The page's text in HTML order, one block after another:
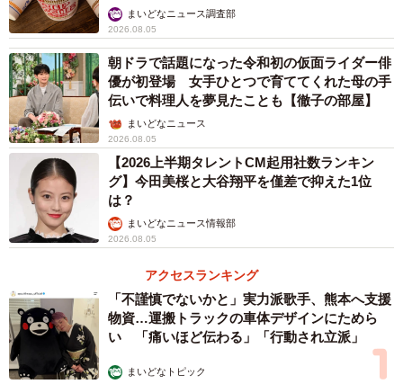
2/4
2人でプラネタリウムを見に行こうとしていた日、ひかりは貧血で倒れて
そのまま入院する ©️NHK
痛みや悲しみを知っているからこそ、ひかりは強
くて優しい
ーー宇宙への夢を抱きながら、病気になってしまうひか
り。大きな苦難を内に抱えながらも常に前を向こうとする
ひかりの複雑な内面を、どうやって表現されましたか？
森田
私がもし病気が理由で長年の夢を諦めなくてはなら
ないとなったら、壁にぶち当たって、落ち込むだろうなと
思います。ひかりはそういう壁を打開する力がある人で、
その「芯」を変わらず持ち続けるように心がけました。ひ
いいねまいどなニュース調査部
2026.08.05
朝ドラで話題になった令和初の仮面ライダー俳
優が初登場 女手ひとつで育ててくれた母の手
伝いで料理人を夢見たことも【徹子の部屋】
まいどなニュース
2026.08.05
【2026上半期タレントCM起用社数ランキン
グ】今田美桜と大谷翔平を僅差で抑えた1位
は？
まいどなニュース情報部
2026.08.05
アクセスランキング
「不謹慎でないかと」実力派歌手、熊本へ支援
物資…運搬トラックの車体デザインにためら
い 「痛いほど伝わる」「行動され立派」
まいどなトピック